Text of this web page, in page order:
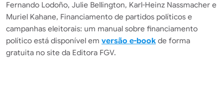
Fernando Lodoño, Julie Bellington, Karl-Heinz Nassmacher e
Muriel Kahane, Financiamento de partidos políticos e
campanhas eleitorais: um manual sobre financiamento
político está disponível em versão e-book de forma
gratuita no site da Editora FGV.